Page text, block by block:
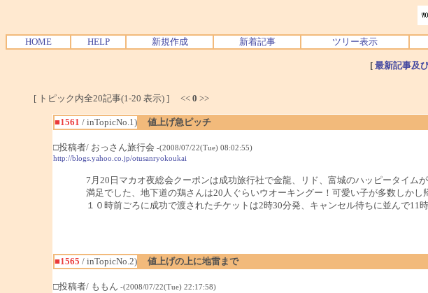
HOME HELP 新規作成 新着記事 ツリー表示
[ 最新記事及
[ トピック内全20記事(1-20 表示) ] << 0 >>
■1561 / inTopicNo.1)
値上げ急ピッチ
□投稿者/ おっさん旅行会 -(2008/07/22(Tue) 08:02:55)
http://blogs.yahoo.co.jp/otusanryokoukai
7月20日マカオ夜総会クーポンは成功旅行社で金龍、リド、富城のハッピータイ
満足でした、地下道の鶏さんは20人ぐらいウオーキングー！可愛い子が多数しか
１０時前ごろに成功で渡されたチケットは2時30分発、キャンセル待ちに並んで11
■1565 / inTopicNo.2)
値上げの上に地雷まで
□投稿者/ ももん -(2008/07/22(Tue) 22:17:58)